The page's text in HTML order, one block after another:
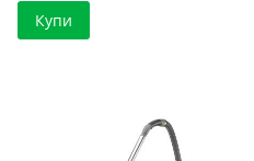
Купи